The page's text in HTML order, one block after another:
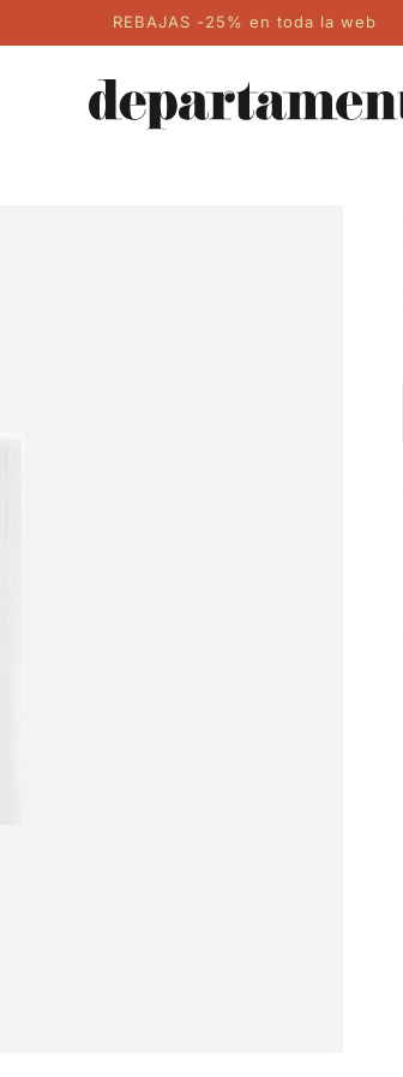
REBAJAS -25% en toda la web